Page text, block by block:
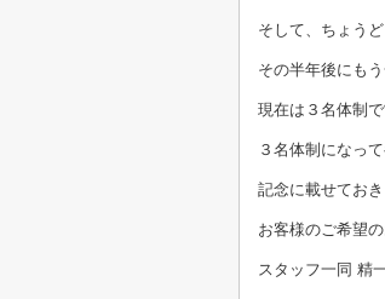
そして、ちょう
その半年後にも
現在は３名体制で
３名体制になっ
記念に載せておき
お客様のご希望
スタッフ一同 精